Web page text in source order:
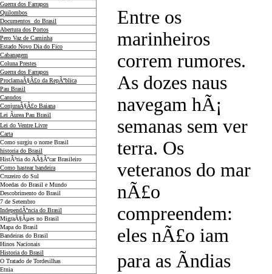
Guerra dos Farrapos
Quilombos
Documentos do Brasil
Abertura dos Portos
Pero Vaz de Caminha
Estado Novo Dia do Fico
Cabanagem
Coluna Prestes
Guerra dos Farrapos
ProclamaÃ§Ã£o da RepÃºblica
Pau Brasil
Canudos
ConjuraÃ§Ã£o Baiana
Lei Ãurea Pau Brasil
Lei do Ventre Livre
Carta
Como surgiu o nome Brasil
historia do Brasil
HistÃ³ria do AÃ§Ãºcar Brasileiro
Como hastear bandeira
Cruzeiro do Sul
Moedas do Brasil e Mundo
Descobrimento do Brasil
7 de Setembro
IndependÃªncia do Brasil
MigraÃ§Ãµes no Brasil
Mapa do Brasil
Bandeiras do Brasil
Hinos Nacionais
Historia do Brasil
O Tratado de Tordesilhas
Etnia
Entre os
marinheiros
correm rumores.
As dozes naus
navegam hÃ¡
semanas sem ver
terra. Os
veteranos do mar
nÃ£o
compreendem:
eles nÃ£o iam
para as Ãndias